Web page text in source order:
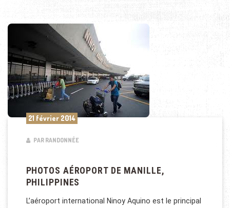
21 février 2014
PAR RANDONNÉE
PHOTOS AÉROPORT DE MANILLE,
PHILIPPINES
L’aéroport international Ninoy Aquino est le principal